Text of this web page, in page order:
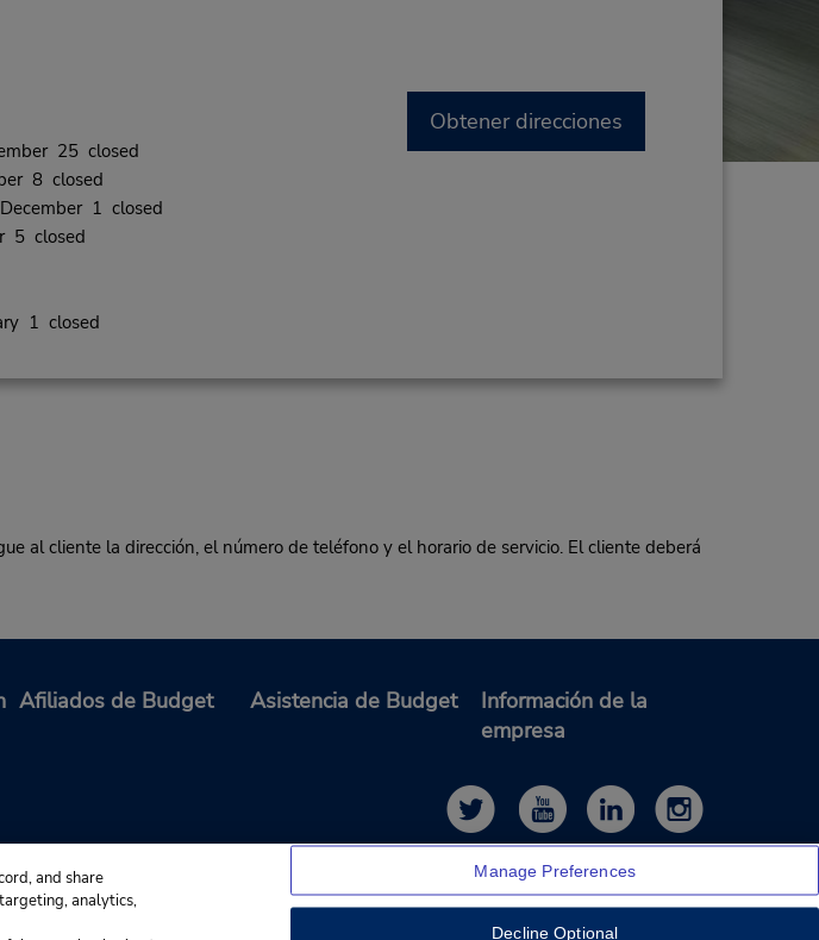
25 closed
8 closed
1 closed
5 closed
1 closed
Obtener direcciones
al cliente la dirección, el número de teléfono y el horario de servicio. El cliente deberá
Afiliados de Budget Asistencia de Budget
Información de la
empresa
and share
analytics,
Manage Preferences
Decline Optional